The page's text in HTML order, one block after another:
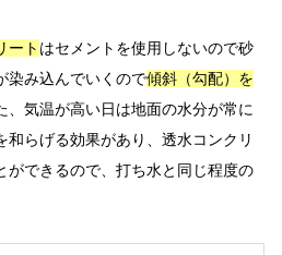
ート はセメントを使用しないので砂
染み込んでいくので傾斜（勾配）を
、気温が高い日は地面の水分が常に
らげる効果があり、透水コンクリ
ができるので、打ち水と同じ程度の